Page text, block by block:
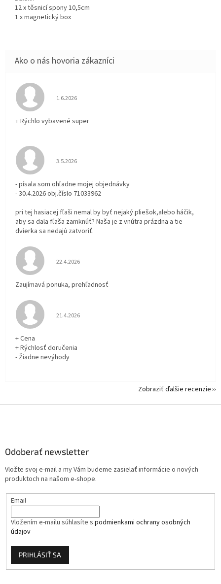
12 x těsnicí spony 10,5cm
1 x magnetický box
Hodnotenie obchodu je 5 z 5 hviezdičiek.
1.6.2026
+ Rýchlo vybavené super
Hodnotenie obchodu je 3 z 5 hviezdičiek.
3.5.2026
- písala som ohľadne mojej objednávky
- 30.4.2026 obj.číslo 71033962
pri tej hasiacej fľaši nemal by byť nejaký pliešok,alebo háčik,
aby sa dala fľaša zamknúť? Naša je z vnútra prázdna a tie
dvierka sa nedajú zatvoriť.
Hodnotenie obchodu je 5 z 5 hviezdičiek.
22.4.2026
Zaujímavá ponuka, prehľadnosť
Hodnotenie obchodu je 5 z 5 hviezdičiek.
21.4.2026
+ Cena
+ Rýchlosť doručenia
- Žiadne nevýhody
Zobraziť ďalšie recenzie
Odoberať newsletter
Vložte svoj e-mail a my Vám budeme zasielať informácie o nových
produktoch na našom e-shope.
Email
Vložením e-mailu súhlasíte s podmienkami ochrany osobných
údajov
PRIHLÁSIŤ SA